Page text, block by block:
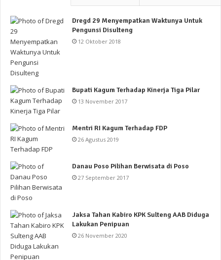
Dregd 29 Menyempatkan Waktunya Untuk
Pengunsi Disulteng
12 Oktober 2018
Bupati Kagum Terhadap Kinerja Tiga Pilar
13 November 2017
Mentri RI Kagum Terhadap FDP
26 Agustus 2019
Danau Poso Pilihan Berwisata di Poso
27 September 2017
Jaksa Tahan Kabiro KPK Sulteng AAB Diduga
Lakukan Penipuan
26 November 2020